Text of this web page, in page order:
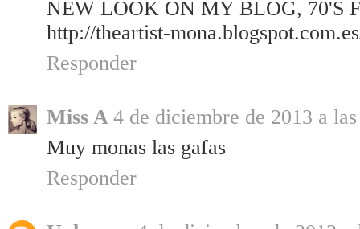
NEW LOOK ON MY BLOG, 70'S
http://theartist-
Responder
Miss A 4 de diciembre de 2013 a
Muy monas las gafas
Responder